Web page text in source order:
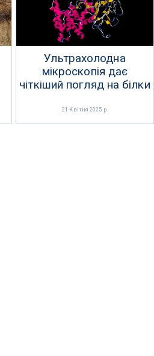
Ультрахолодна
мікроскопія дає
чіткіший погляд на білки
21 Квітня 2025 р.